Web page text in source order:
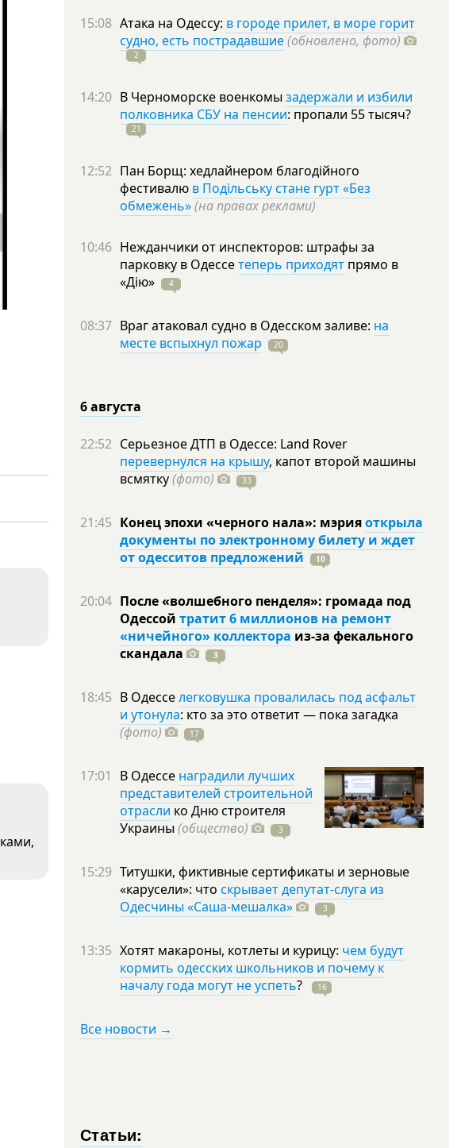
15:08 Атака на Одессу: в городе прилет, в море горит
судно, есть пострадавшие(обновлено, фото)
2
14:20 В Черноморске военкомы задержали и избили
полковника СБУ на пенсии: пропали 55тысяч?
21
12:52 Пан Борщ: хедлайнером благодійного
фестивалю в Подільську стане гурт «Без
обмежень»(на правах реклами)
10:46 Нежданчики от инспекторов: штрафы за
парковку в Одессетеперь приходят прямо в
«Дію»
4
08:37 Враг атаковал судно в Одесском заливе: на
месте вспыхнул пожар
20
6 августа
22:52 Серьезное ДТП в Одессе: Land Rover
перевернулся на крышу, капот второй машины
всмятку(фото) 33
21:45 Конец эпохи «черного нала»: мэрияоткрыла
документы по электронному билету и ждет
от одесситов предложений
10
20:04 После «волшебного пенделя»: громада под
Одессой тратит 6 миллионов на ремонт
«ничейного» коллектора из-за фекального
скандала
3
18:45 В Одесселегковушка провалилась под асфальт
и утонула: кто за это ответит — пока загадка
(фото)
17
17:01 В Одессе наградили лучших
представителей строительной
отрасли ко Дню строителя
Украины (общество) 3
15:29 Титушки, фиктивные сертификаты и зерновые
«карусели»: что скрывает депутат-слуга из
Одесчины «Саша-мешалка»
3
13:35 Хотят макароны, котлеты и курицу: чем будут
кормить одесских школьников и почему к
началу года могут не успеть? 16
Все новости →
Статьи: